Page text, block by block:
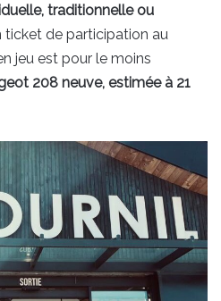
traditionnelle ou
ticket de participation au
jeu est pour le moins
208 neuve, estimée à 21